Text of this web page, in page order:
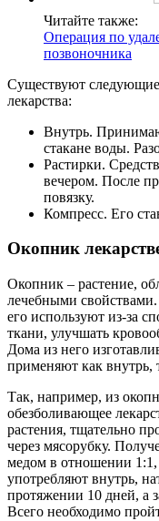
Читайте также:
Операция по
позвоночника
Существуют
лекарства:
Внутрь.
стакане воды.
Растирки.
вечером. После
повязку.
Компресс. Его
Окопник
Окопник – растение,
лечебными
его используют из-за
ткани, улучшать
Дома из него
применяют как внутрь,
Так, например, из
обезболивающее
растения, тщательно
через мясорубку.
медом в отношении
употребляют внутрь,
протяжении 10 дней, а
Всего необходимо